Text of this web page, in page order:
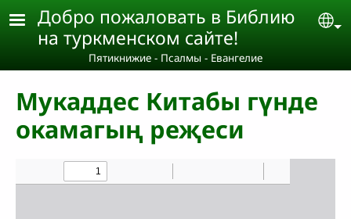
Skip to main content
Добро пожаловать в Библию
на туркменском сайте!
Пятикнижие - Псалмы - Евангелие
Мукаддес Китабы гүнде
окамагың реҗеси